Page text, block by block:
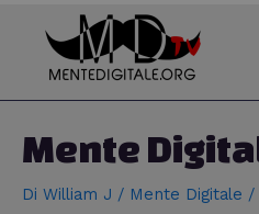
contenuto
Mente
Di William J / Mente Digitale /
articoli